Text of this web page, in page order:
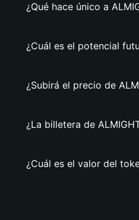
¿Qué hace único a
¿Cuál es el potencial
¿Subirá el precio de
¿La billetera de
¿Cuál es el valor del